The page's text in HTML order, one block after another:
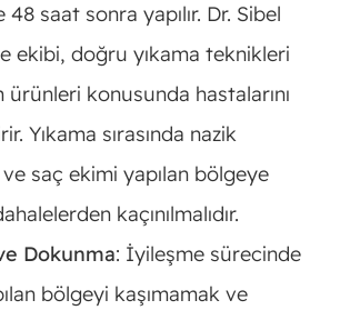
48 saat sonra yapılır. Dr. Sibel
ekibi, doğru yıkama teknikleri
ürünleri konusunda hastalarını
Yıkama sırasında nazik
ve saç ekimi yapılan bölgeye
kaçınılmalıdır.
Dokunma: İyileşme sürecinde
bölgeyi kaşımamak ve